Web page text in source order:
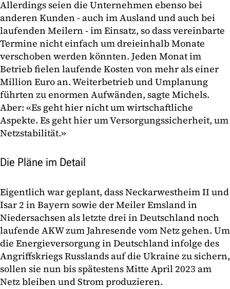
Allerdings seien die Unternehmen ebenso bei
anderen Kunden - auch im Ausland und auch bei
laufenden Meilern - im Einsatz, so dass vereinbarte
Termine nicht einfach um dreieinhalb Monate
verschoben werden könnten. Jeden Monat im
Betrieb fielen laufende Kosten von mehr als einer
Million Euro an. Weiterbetrieb und Umplanung
führten zu enormen Aufwänden, sagte Michels.
Aber: «Es geht hier nicht um wirtschaftliche
Aspekte. Es geht hier um Versorgungssicherheit, um
Netzstabilität.»
Die Pläne im Detail
Eigentlich war geplant, dass Neckarwestheim II und
Isar 2 in Bayern sowie der Meiler Emsland in
Niedersachsen als letzte drei in Deutschland noch
laufende AKW zum Jahresende vom Netz gehen. Um
die Energieversorgung in Deutschland infolge des
Angriffskriegs Russlands auf die Ukraine zu sichern,
sollen sie nun bis spätestens Mitte April 2023 am
Netz bleiben und Strom produzieren.